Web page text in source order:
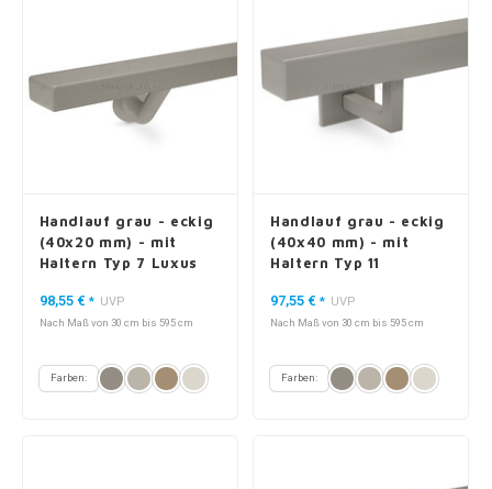
Handlauf grau - eckig
(40x20 mm) - mit
Haltern Typ 7 Luxus
98,55 € * UVP
Nach Maß von 30 cm bis 595 cm
Farben:
Handlauf grau - eckig
(40x40 mm) - mit
Haltern Typ 11
97,55 € * UVP
Nach Maß von 30 cm bis 595 cm
Farben: